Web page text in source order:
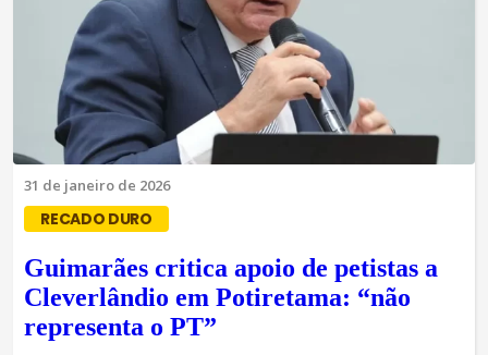
31 de janeiro de 2026
RECADO DURO
Guimarães critica apoio de petistas a
Cleverlândio em Potiretama: “não
representa o PT”